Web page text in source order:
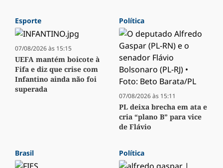
Esporte
07/08/2026 às 15:15
UEFA mantém boicote à
Fifa e diz que crise com
Infantino ainda não foi
superada
Política
07/08/2026 às 15:11
PL deixa brecha em ata e
cria “plano B” para vice
de Flávio
Brasil Política